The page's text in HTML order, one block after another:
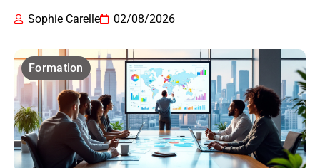
Sophie Carelle
02/08/2026
Formation